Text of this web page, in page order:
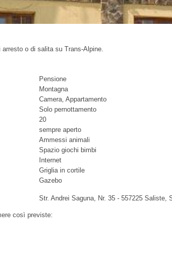
o di salita su Trans-Alpine.
Pensione
Montagna
Camera, Appartamento
Solo pernottamento
20
sempre aperto
Ammessi animali
Spazio giochi bimbi
Internet
Griglia in cortile
Gazebo
Str. Andrei Saguna, Nr. 35 -557225 Saliste,
così previste: